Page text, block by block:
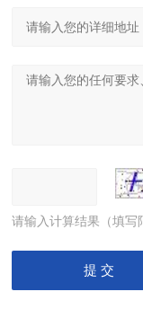
请输入计算结果（填写